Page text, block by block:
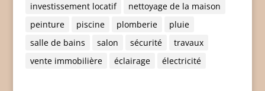
investissement locatif
nettoyage de la maison
peinture
piscine plomberie
pluie
salle de bains
salon sécurité
travaux
vente immobilière
éclairage électricité